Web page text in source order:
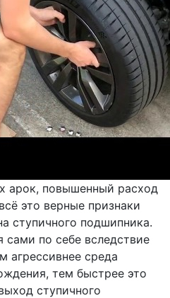
арок, повышенный расход
это верные признаки
ступичного подшипника.
по себе вследствие
агрессивнее среда
тем быстрее это
ступичного